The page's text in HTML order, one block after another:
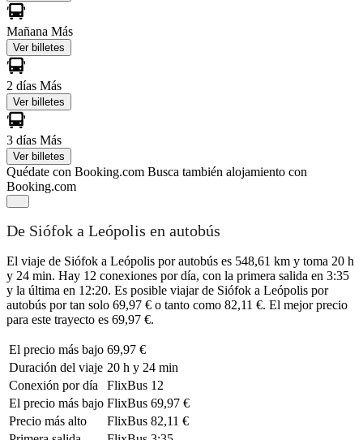
Mañana Más
Ver billetes
2 días Más
Ver billetes
3 días Más
Ver billetes
Quédate con Booking.com Busca también alojamiento con
Booking.com
De Siófok a Leópolis en autobús
El viaje de Siófok a Leópolis por autobús es 548,61 km y toma 20 h
y 24 min. Hay 12 conexiones por día, con la primera salida en 3:35
y la última en 12:20. Es posible viajar de Siófok a Leópolis por
autobús por tan solo 69,97 € o tanto como 82,11 €. El mejor precio
para este trayecto es 69,97 €.
El precio más bajo 69,97 €
Duración del viaje 20 h y 24 min
Conexión por día
FlixBus 12
El precio más bajo FlixBus 69,97 €
Precio más alto
FlixBus 82,11 €